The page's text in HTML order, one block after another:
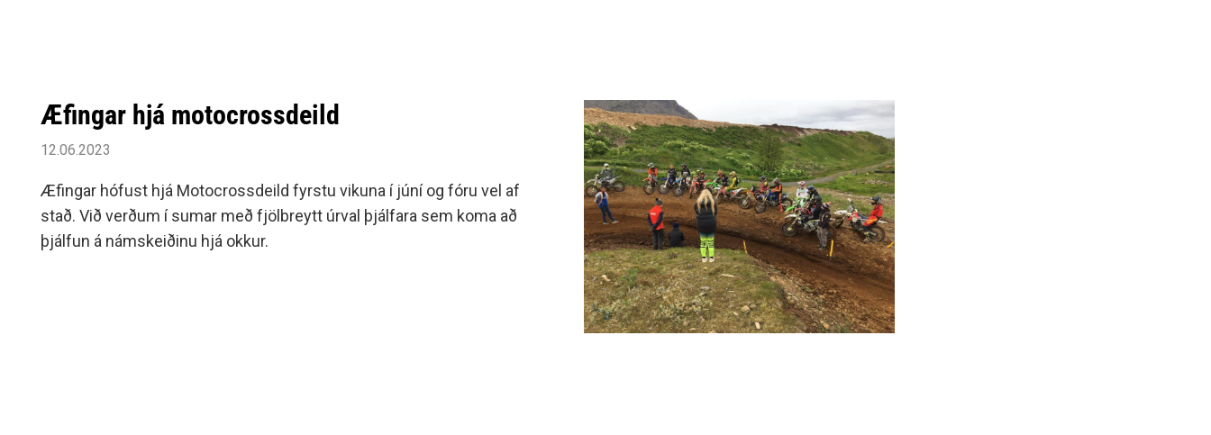
Æfingar hjá motocrossdeild
12.06.2023
Æfingar hófust hjá Motocrossdeild fyrstu vikuna í júní og fóru vel af
stað. Við verðum í sumar með fjölbreytt úrval þjálfara sem koma að
þjálfun á námskeiðinu hjá okkur.